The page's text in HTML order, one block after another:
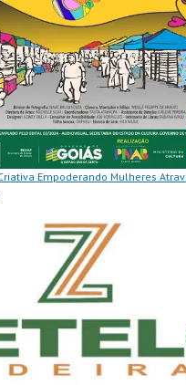
Empoderando Mulheres